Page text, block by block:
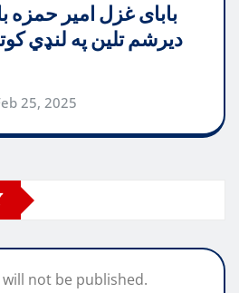
دیرشم تلین په لنډي
25, 2025
not be published.